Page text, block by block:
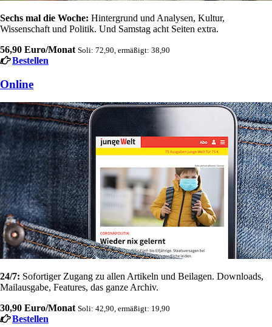
Sechs mal die Woche: Hintergrund und Analysen, Kultur,
Wissenschaft und Politik. Und Samstag acht Seiten extra.
56,90 Euro/Monat Soli: 72,90, ermäßigt: 38,90
Bestellen
Online
24/7: Sofortiger Zugang zu allen Artikeln und Beilagen. Downloads,
Mailausgabe, Features, das ganze Archiv.
30,90 Euro/Monat Soli: 42,90, ermäßigt: 19,90
Bestellen